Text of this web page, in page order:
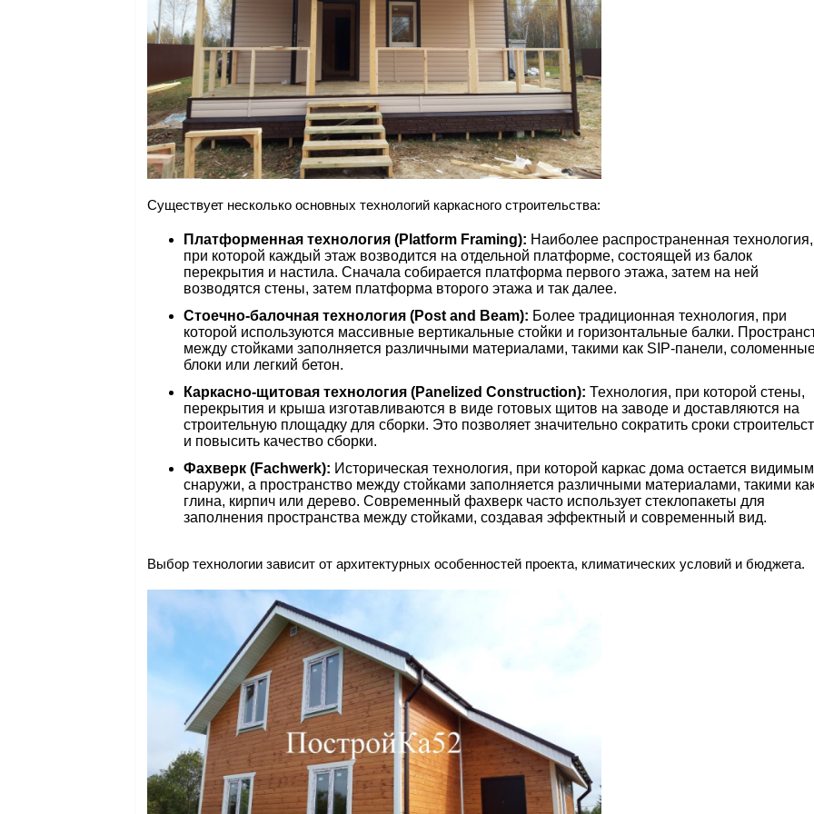
Существует несколько основных технологий каркасного строительства:
Платформенная технология (Platform Framing): Наиболее распространенная технология,
при которой каждый этаж возводится на отдельной платформе, состоящей из балок
перекрытия и настила. Сначала собирается платформа первого этажа, затем на ней
возводятся стены, затем платформа второго этажа и так далее.
Стоечно-балочная технология (Post and Beam): Более традиционная технология, при
которой используются массивные вертикальные стойки и горизонтальные балки.
между стойками заполняется различными материалами, такими как SIP-панели,
блоки или легкий бетон.
Каркасно-щитовая технология (Panelized Construction): Технология, при которой стены,
перекрытия и крыша изготавливаются в виде готовых щитов на заводе и доставляются на
строительную площадку для сборки. Это позволяет значительно сократить сроки
и повысить качество сборки.
Фахверк (Fachwerk): Историческая технология, при которой каркас дома остается видимым
снаружи, а пространство между стойками заполняется различными материалами, такими
глина, кирпич или дерево. Современный фахверк часто использует стеклопакеты для
заполнения пространства между стойками, создавая эффектный и современный вид.
Выбор технологии зависит от архитектурных особенностей проекта, климатических условий и бюджета.